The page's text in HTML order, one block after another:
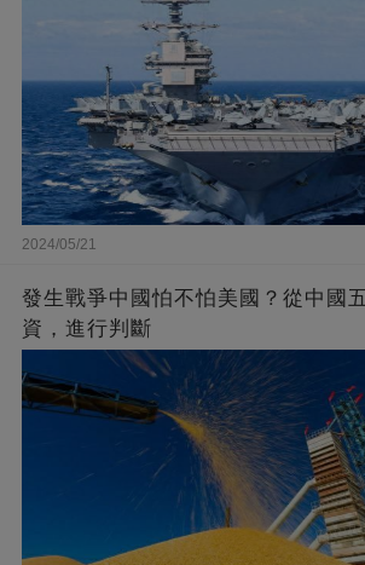
2024/05/21
發生戰爭中國怕不怕美國？從中國
資，進行判斷